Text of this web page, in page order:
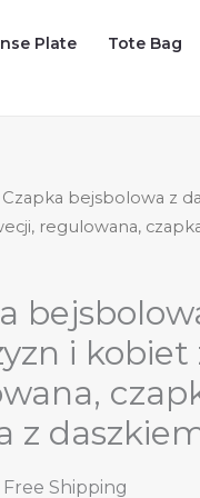
Plate
Tote Bag
bejsbolowa z
regulowana,
i
z
Free Shipping